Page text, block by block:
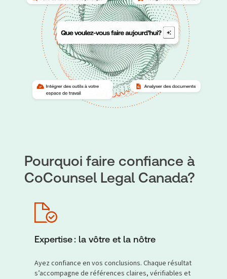
Pourquoi faire confiance à
CoCounsel Legal Canada?
Expertise : la vôtre et la nôtre
Ayez confiance en vos conclusions. Chaque résultat
s’accompagne de références claires, vérifiables et